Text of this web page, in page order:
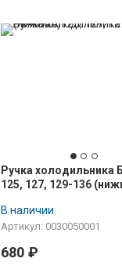
Ручка
125, 127, 129-136
В наличии
Артикул: 0030050001
680 ₽